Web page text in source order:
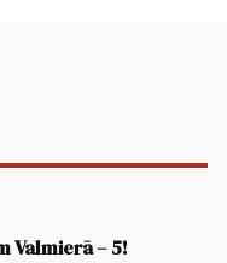
Valmierā – 5!